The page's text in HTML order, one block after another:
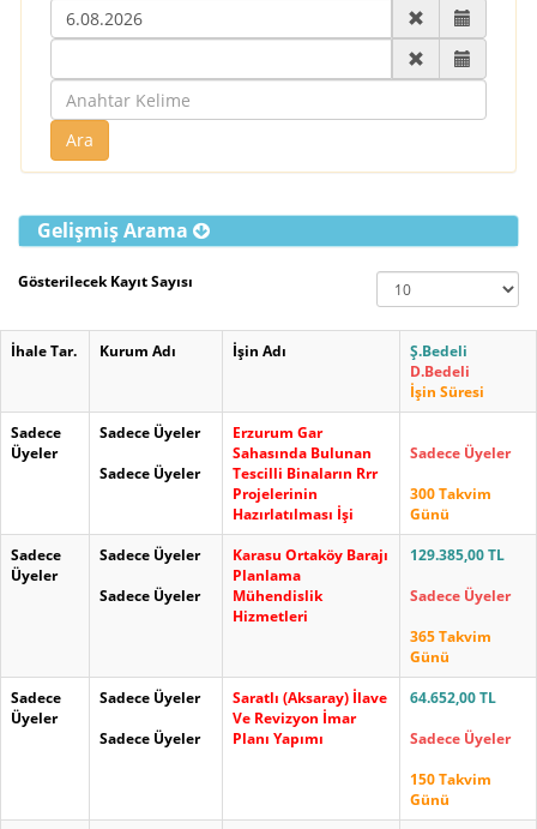
Gelişmiş Arama
Gösterilecek Kayıt Sayısı
İhale Tar. Kurum Adı İşin Adı
Ş.Bedeli
D.Bedeli
İşin Süresi
Sadece
Üyeler
Sadece Üyeler
Sadece Üyeler
Erzurum Gar
Sahasında Bulunan
Tescilli Binaların Rrr
Projelerinin
Hazırlatılması İşi
Sadece Üyeler
300 Takvim
Günü
Sadece
Üyeler
Sadece Üyeler
Sadece Üyeler
Karasu Ortaköy Barajı
Planlama
Mühendislik
Hizmetleri
129.385,00 TL
Sadece Üyeler
365 Takvim
Günü
Sadece
Üyeler
Sadece Üyeler
Sadece Üyeler
Saratlı (Aksaray) İlave
Ve Revizyon İmar
Planı Yapımı
64.652,00 TL
Sadece Üyeler
150 Takvim
Günü